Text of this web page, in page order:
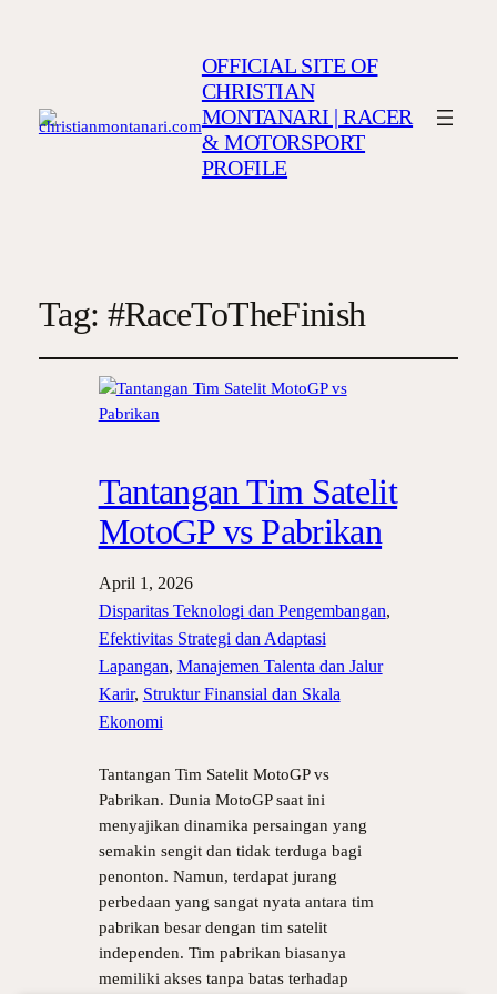
OFFICIAL SITE OF
CHRISTIAN
MONTANARI | RACER
& MOTORSPORT
PROFILE
Tag: #RaceToTheFinish
Tantangan Tim Satelit
MotoGP vs Pabrikan
April 1, 2026
Disparitas Teknologi dan Pengembangan
Efektivitas Strategi dan Adaptasi
Lapangan, Manajemen Talenta dan Jalur
Karir, Struktur Finansial dan Skala
Ekonomi
Tantangan Tim Satelit MotoGP vs
Pabrikan. Dunia MotoGP saat ini
menyajikan dinamika persaingan yang
semakin sengit dan tidak terduga bagi
penonton. Namun, terdapat jurang
perbedaan yang sangat nyata antara tim
pabrikan besar dengan tim satelit
independen. Tim pabrikan biasanya
memiliki akses tanpa batas terhadap